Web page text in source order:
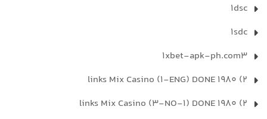
1dsc
1sdc
1xbet-apk-ph.com3
2) 1980 links Mix Casino (1-ENG) DONE
2) 1980 links Mix Casino (3-NO-1) DONE